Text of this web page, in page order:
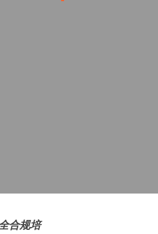
合规培